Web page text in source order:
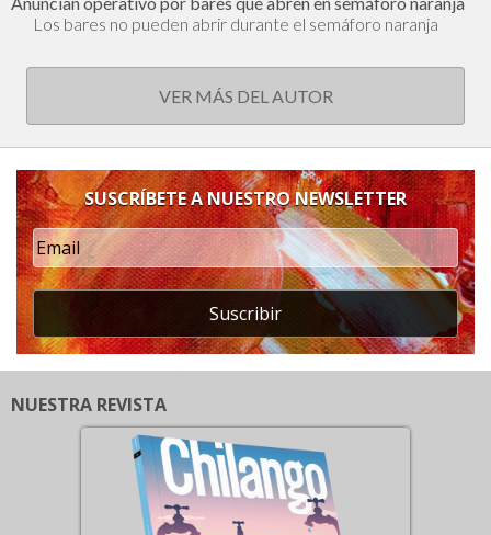
Los bares no pueden abrir durante el semáforo naranja
VER MÁS DEL AUTOR
SUSCRÍBETE A NUESTRO NEWSLETTER
Suscribir
NUESTRA REVISTA